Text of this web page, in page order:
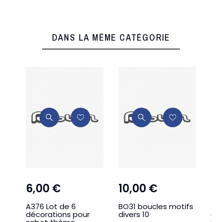
DANS LA MÊME CATÉGORIE
6,00 €
A376 Lot de 6
décorations pour
10,00 €
BO31 boucles motifs
divers 10